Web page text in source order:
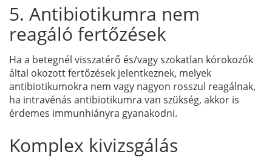
5. Antibiotikumra nem
reagáló fertőzések
Ha a betegnél visszatérő és/vagy szokatlan kórokozók
által okozott fertőzések jelentkeznek, melyek
antibiotikumokra nem vagy nagyon rosszul reagálnak,
ha intravénás antibiotikumra van szükség, akkor is
érdemes immunhiányra gyanakodni.
Komplex kivizsgálás